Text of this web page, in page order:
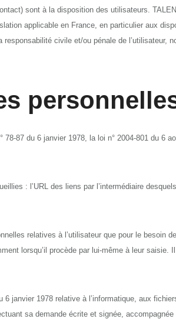
sont à la disposition des utilisateurs.
applicable en France, en particulier aux
civile et/ou pénale de l’utilisateur,
87 du 6 janvier 1978, la loi n° 2004-801 du 6
: l’URL des liens par l’intermédiaire
relatives à l’utilisateur que pour le besoin
lorsqu’il procède par lui-même à leur
janvier 1978 relative à l’informatique, aux
sa demande écrite et signée,